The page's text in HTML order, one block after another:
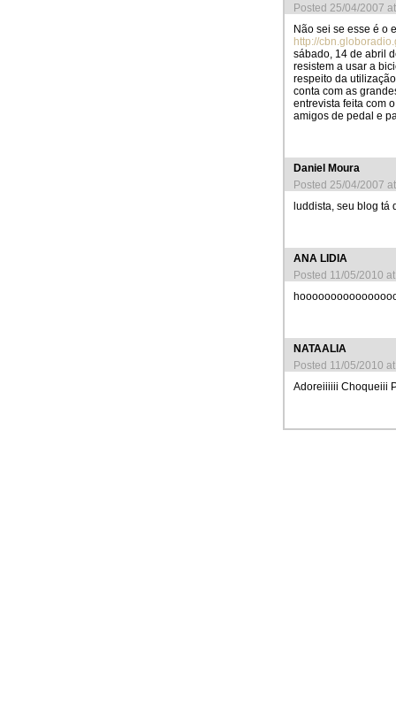
Posted 25/04/2007
Não sei se esse é o
http://
sábado, 14 de abril
resistem a usar a
respeito da
conta com as
entrevista feita com
amigos de pedal e
Daniel Moura
Posted 25/04/2007
luddista, seu blog tá
ANA LIDIA
Posted 11/05/2010
NATAALIA
Posted 11/05/2010
Adoreiiiiii Choqueiii